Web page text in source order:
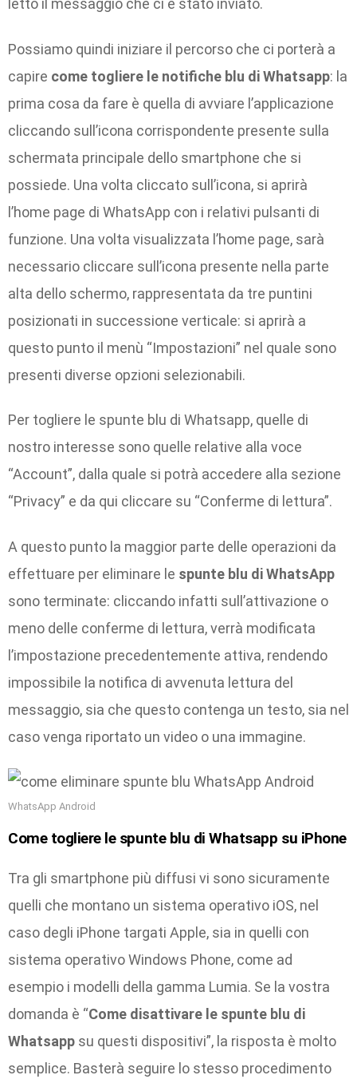
letto il messaggio che ci è stato inviato.
Possiamo quindi iniziare il percorso che ci porterà a
capire come togliere le notifiche blu di Whatsapp: la
prima cosa da fare è quella di avviare l’applicazione
cliccando sull’icona corrispondente presente sulla
schermata principale dello smartphone che si
possiede. Una volta cliccato sull’icona, si aprirà
l’home page di WhatsApp con i relativi pulsanti di
funzione. Una volta visualizzata l’home page, sarà
necessario cliccare sull’icona presente nella parte
alta dello schermo, rappresentata da tre puntini
posizionati in successione verticale: si aprirà a
questo punto il menù “Impostazioni” nel quale sono
presenti diverse opzioni selezionabili.
Per togliere le spunte blu di Whatsapp, quelle di
nostro interesse sono quelle relative alla voce
“Account”, dalla quale si potrà accedere alla sezione
“Privacy” e da qui cliccare su “Conferme di lettura”.
A questo punto la maggior parte delle operazioni da
effettuare per eliminare le spunte blu di WhatsApp
sono terminate: cliccando infatti sull’attivazione o
meno delle conferme di lettura, verrà modificata
l’impostazione precedentemente attiva, rendendo
impossibile la notifica di avvenuta lettura del
messaggio, sia che questo contenga un testo, sia nel
caso venga riportato un video o una immagine.
WhatsApp Android
Come togliere le spunte blu di Whatsapp su iPhone
Tra gli smartphone più diffusi vi sono sicuramente
quelli che montano un sistema operativo iOS, nel
caso degli iPhone targati Apple, sia in quelli con
sistema operativo Windows Phone, come ad
esempio i modelli della gamma Lumia. Se la vostra
domanda è “Come disattivare le spunte blu di
Whatsapp su questi dispositivi”, la risposta è molto
semplice. Basterà seguire lo stesso procedimento